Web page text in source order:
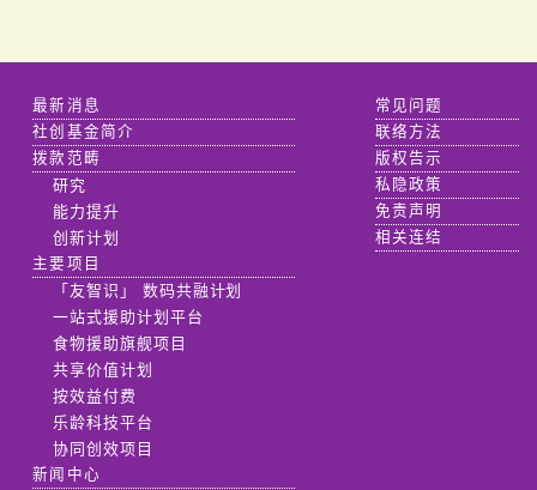
最新消息
社创基金简介
拨款范畴
研究
能力提升
创新计划
主要项目
「友智识」 数码共融计划
一站式援助计划平台
食物援助旗舰项目
共享价值计划
按效益付费
乐龄科技平台
协同创效项目
新闻中心
常见问题
联络方法
版权告示
私隐政策
免责声明
相关连结